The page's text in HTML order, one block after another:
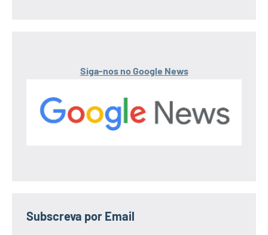
Siga-nos no Google News
Subscreva por Email